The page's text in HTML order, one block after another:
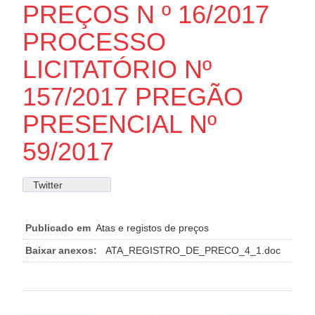
PREÇOS N º 16/2017
PROCESSO
LICITATÓRIO Nº
157/2017 PREGÃO
PRESENCIAL Nº
59/2017
Twitter
Publicado em Atas e registos de preços
Baixar anexos:
ATA_REGISTRO_DE_PRECO_4_1.doc